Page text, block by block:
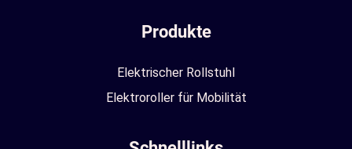
Produkte
Elektrischer Rollstuhl
Elektroroller für Mobilität